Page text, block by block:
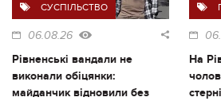
СУСПІЛЬСТВО
06.08.26
Рівненські вандали не
виконали обіцянки:
майданчик відновили без
На